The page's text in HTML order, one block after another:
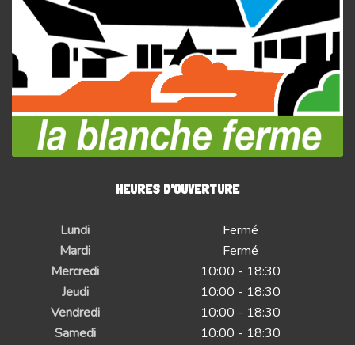
HEURES D'OUVERTURE
Lundi
Fermé
Mardi
Fermé
Mercredi
10:00 - 18:30
Jeudi
10:00 - 18:30
Vendredi
10:00 - 18:30
Samedi
10:00 - 18:30